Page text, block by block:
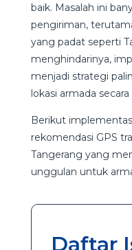
baik. Masalah ini
pengiriman,
yang padat seperti
menghindarinya,
menjadi strategi
lokasi armada
Berikut
rekomendasi GPS
Tangerang yang
unggulan untuk
Daftar